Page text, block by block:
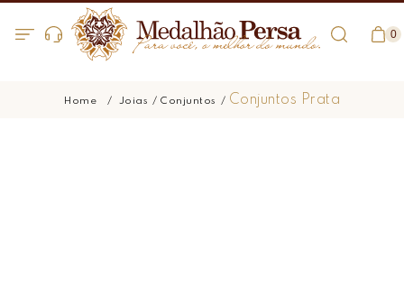
0
Joias Conjuntos Conjuntos Prata